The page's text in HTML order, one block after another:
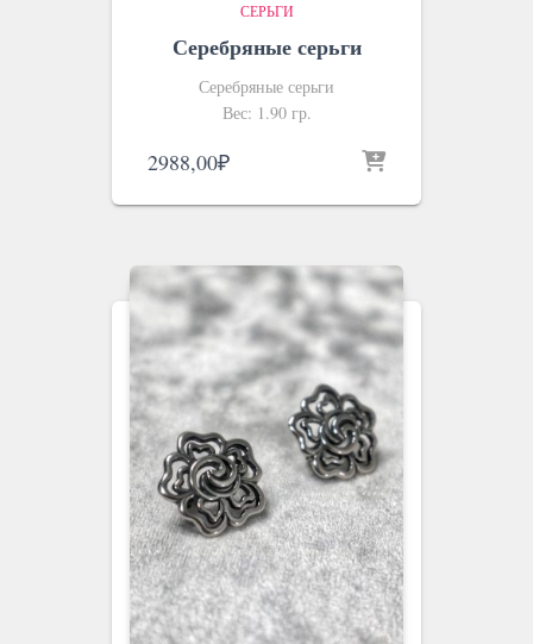
СЕРЬГИ
Серебряные серьги
Серебряные серьги
Вес: 1.90 гр.
2988,00₽